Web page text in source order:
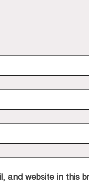
and website in this